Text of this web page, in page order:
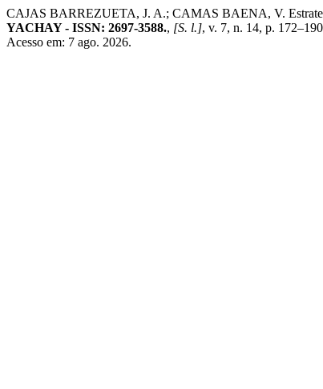
CAJAS BARREZUETA, J. A.; CAMAS BAENA, V.
YACHAY - ISSN: 2697-3588., [S. l.], v. 7, n. 14, p.
Acesso em: 7 ago. 2026.